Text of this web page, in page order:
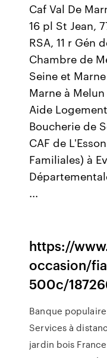
Caf Val De
16 pl St Jean,
RSA, 11 r Gén
Chambre de
Seine et
Marne à
Aide
Boucherie de
CAF de
Familiales) à
...
https://
occasion/
500c/
Banque
Services à
jardin bois